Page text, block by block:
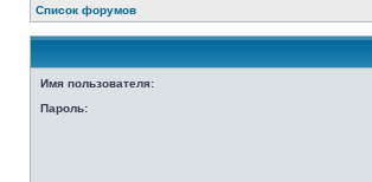
Список форумов
Имя пользователя:
Пароль: